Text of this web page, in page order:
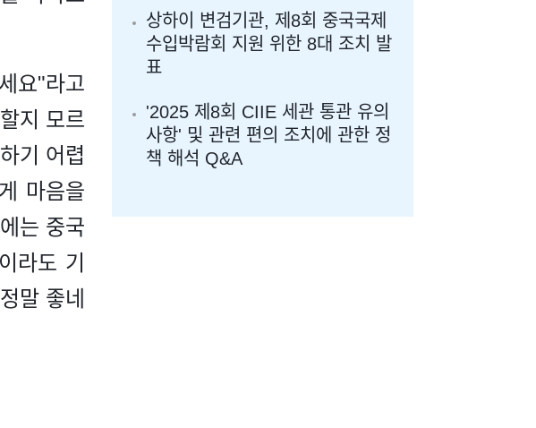
요"라고
지 모르
기 어렵
마음을
는 중국
라도 기
말 좋네
상하이 변검기관, 제8회 중국국제
수입박람회 지원 위한 8대 조치 발
표
'2025 제8회 CIIE 세관 통관 유의
사항' 및 관련 편의 조치에 관한 정
책 해석 Q&A